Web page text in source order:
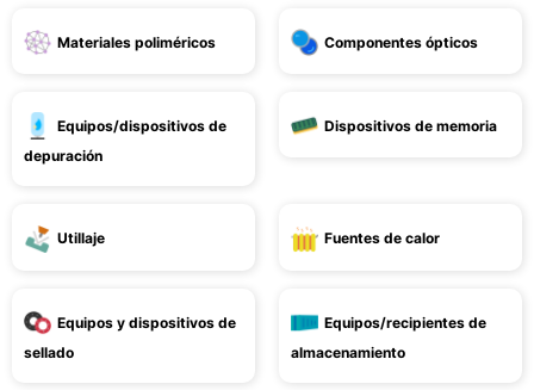
Materiales poliméricos Componentes ópticos
Equipos/dispositivos de
depuración
Dispositivos de memoria
Utillaje Fuentes de calor
Equipos y dispositivos de
sellado
Equipos/recipientes de
almacenamiento